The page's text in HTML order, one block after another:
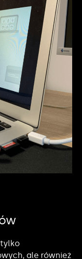
tylko
ale również